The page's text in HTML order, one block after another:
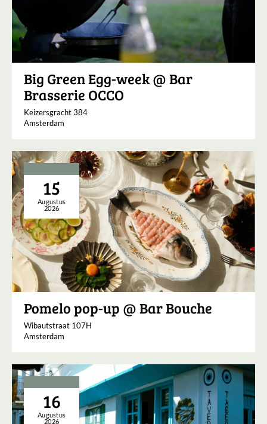
Big Green Egg-week @ Bar
Brasserie OCCO
Keizersgracht 384
Amsterdam
15
Augustus
2026
Pomelo pop-up @ Bar Bouche
Wibautstraat 107H
Amsterdam
16
Augustus
2026